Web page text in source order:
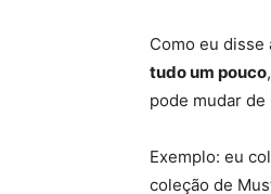
Como eu
tudo um pouco
pode mudar
Exemplo: eu
coleção de